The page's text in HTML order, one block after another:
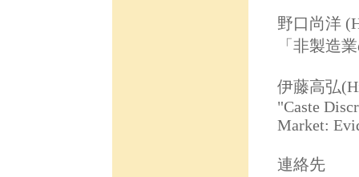
野口尚洋
「非製造
伊藤高弘
"Caste
Market:
連絡先